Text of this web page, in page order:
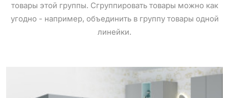
товары этой группы. Сгруппировать товары можно как
угодно - например, объединить в группу товары одной
линейки.